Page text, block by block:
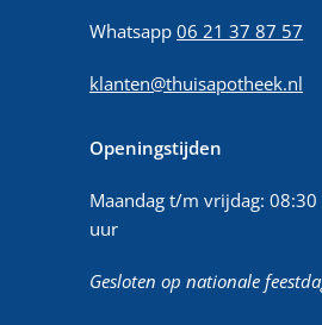
Whatsapp06 21 37 87 57
klanten@thuisapotheek.nl
Openingstijden
Maandag t/m vrijdag:
uur
Gesloten op nationale